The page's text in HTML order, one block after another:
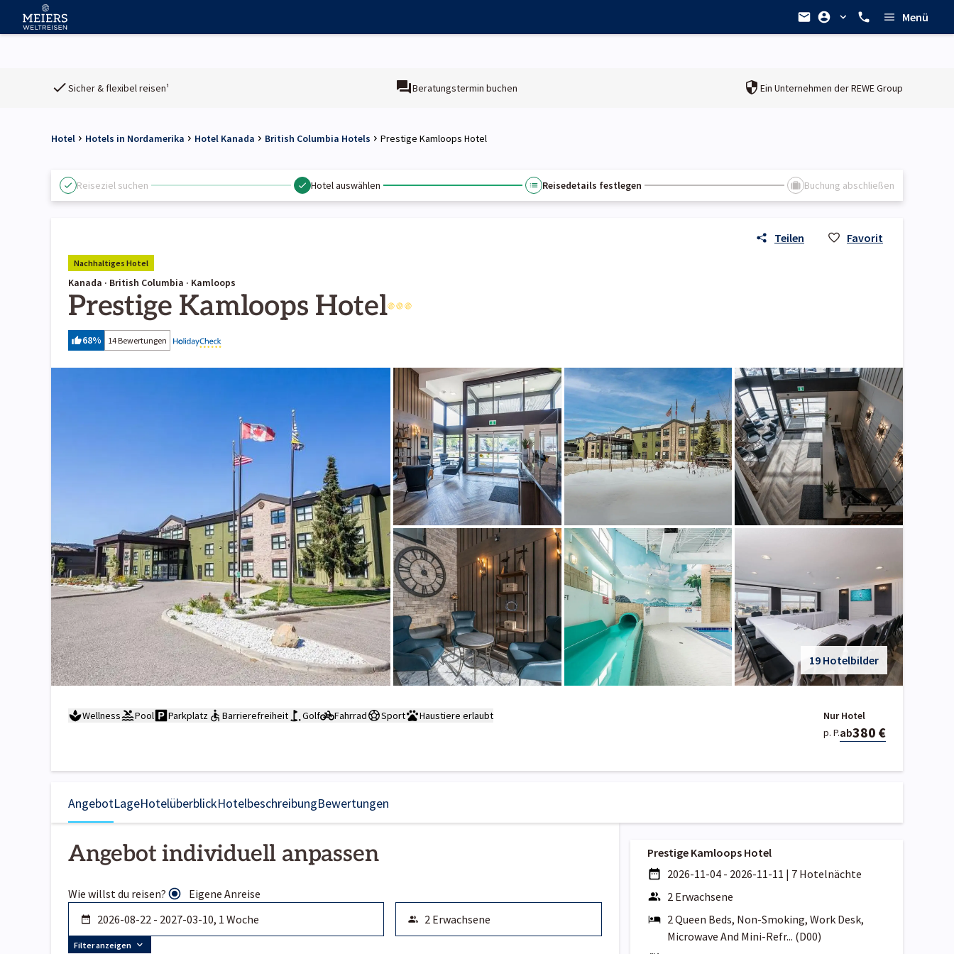
Menü
Sicher & flexibel reisen¹ Beratungstermin buchen Ein Unternehmen derREWE Group
Hotel Hotels in Nordamerika Hotel Kanada British Columbia Hotels Prestige Kamloops Hotel
Reiseziel suchen Hotel auswählen Reisedetails festlegen Buchung abschließen
Teilen Favorit
Nachhaltiges Hotel
Kanada · British Columbia · Kamloops
Prestige Kamloops Hotel
68% 14 Bewertungen
19 Hotelbilder
Wellness Pool Parkplatz Barrierefreiheit Golf Fahrrad Sport Haustiere erlaubt
Nur Hotel
p. P.ab380 €
AngebotLageHotelüberblickHotelbeschreibungBewertungen
Angebot individuell anpassen
Wie willst du reisen? Eigene Anreise
Filter anzeigen
Prestige Kamloops Hotel
2026-11-04 - 2026-11-11 | 7 Hotelnächte
2 Erwachsene
2 Queen Beds, Non-Smoking, Work Desk,
Microwave And Mini-Refr... (D00)